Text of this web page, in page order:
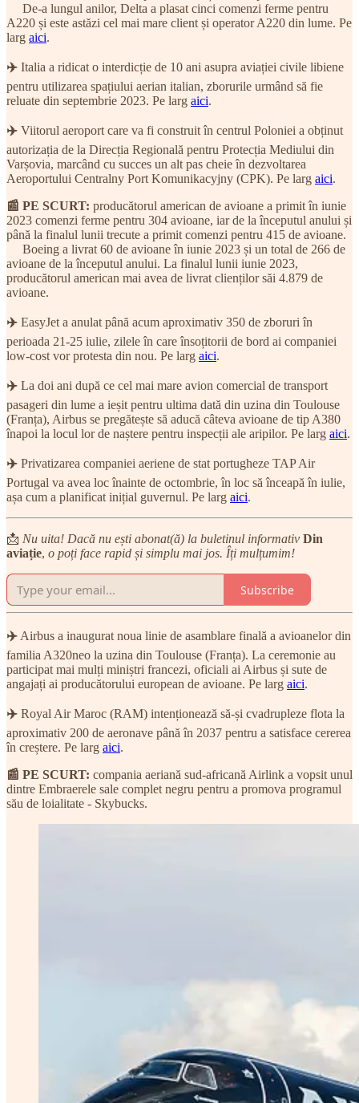
De-a lungul anilor, Delta a plasat cinci comenzi ferme pentru
A220 și este astăzi cel mai mare client și operator A220 din lume. Pe
larg aici.
✈️ Italia a ridicat o interdicție de 10 ani asupra aviației civile libiene
pentru utilizarea spațiului aerian italian, zborurile urmând să fie
reluate din septembrie 2023. Pe larg aici.
✈️ Viitorul aeroport care va fi construit în centrul Poloniei a obținut
autorizația de la Direcția Regională pentru Protecția Mediului din
Varșovia, marcând cu succes un alt pas cheie în dezvoltarea
Aeroportului Centralny Port Komunikacyjny (CPK). Pe larg aici.
📰 PE SCURT: producătorul american de avioane a primit în iunie
2023 comenzi ferme pentru 304 avioane, iar de la începutul anului și
până la finalul lunii trecute a primit comenzi pentru 415 de avioane.
Boeing a livrat 60 de avioane în iunie 2023 și un total de 266 de
avioane de la începutul anului. La finalul lunii iunie 2023,
producătorul american mai avea de livrat clienților săi 4.879 de
avioane.
✈️ EasyJet a anulat până acum aproximativ 350 de zboruri în
perioada 21-25 iulie, zilele în care însoțitorii de bord ai companiei
low-cost vor protesta din nou. Pe larg aici.
✈️ La doi ani după ce cel mai mare avion comercial de transport
pasageri din lume a ieșit pentru ultima dată din uzina din Toulouse
(Franța), Airbus se pregătește să aducă câteva avioane de tip A380
înapoi la locul lor de naștere pentru inspecții ale aripilor. Pe larg aici.
✈️ Privatizarea companiei aeriene de stat portugheze TAP Air
Portugal va avea loc înainte de octombrie, în loc să înceapă în iulie,
așa cum a planificat inițial guvernul. Pe larg aici.
📩 Nu uita! Dacă nu ești abonat(ă) la buletinul informativ Din
aviație, o poți face rapid și simplu mai jos. Îți mulțumim!
Subscribe
✈️Airbus a inaugurat noua linie de asamblare finală a avioanelor din
familia A320neo la uzina din Toulouse (Franța). La ceremonie au
participat mai mulți miniștri francezi, oficiali ai Airbus și sute de
angajați ai producătorului european de avioane. Pe larg aici.
✈️ Royal Air Maroc (RAM) intenționează să-și cvadrupleze flota la
aproximativ 200 de aeronave până în 2037 pentru a satisface cererea
în creștere. Pe larg aici.
📰 PE SCURT: compania aeriană sud-africană Airlink a vopsit unul
dintre Embraerele sale complet negru pentru a promova programul
său de loialitate - Skybucks.